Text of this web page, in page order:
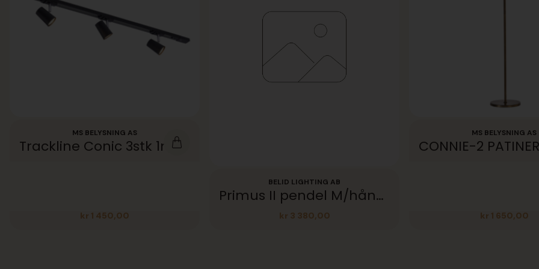
MS BELYSNING AS
Trackline Conic 3stk 1m Sort
kr 1 450,00
BELID LIGHTING AB
Primus II pendel M/håndtak
kr 3 380,00
MS BELYSNING AS
kr 1 650,00